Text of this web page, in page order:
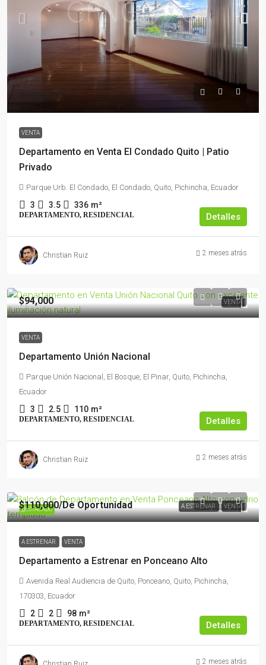
$165,000
VENTA
Departamento en Venta El Condado Quito | Patio
Privado
Parque Urb. El Condado, El Condado, Quito, Pichincha, Ecuador
3 3.5 336 m²
DEPARTAMENTO, RESIDENCIAL Detalles
Christian Ruiz 2 meses atrás
VENTA
$94,000
VENTA
Departamento Unión Nacional
Parque Unión Nacional, El Bosque, El Pinar, Quito, Pichincha,
Ecuador
3 2.5 110 m²
DEPARTAMENTO, RESIDENCIAL Detalles
Christian Ruiz 2 meses atrás
DESTACADO A ESTRENAR VENTA
$110,000/De Oportunidad
A ESTRENAR VENTA
Departamento a Estrenar en Ponceano Alto
Avenida Real Audiencia de Quito, Ponceano, Quito, Pichincha,
170303, Ecuador
2 2 98 m²
DEPARTAMENTO, RESIDENCIAL Detalles
2 meses atrás